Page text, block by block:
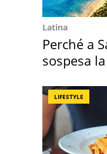
Latina
Perché a
sospesa
LIFESTYLE